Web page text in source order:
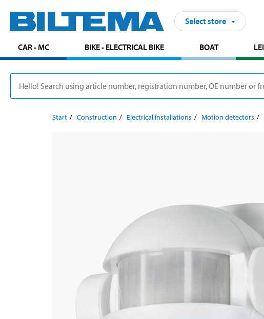
Select store
CAR - MC BIKE - ELECTRICAL BIKE BOAT
Start Construction Electrical installations Motion detectors